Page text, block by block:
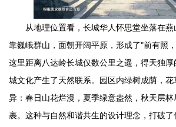
从地理位置看，长城华人怀思堂坐落在燕
靠巍峨群山，面朝开阔平原，形成了"前有照
这里距离八达岭长城仅数公里之遥，得天独
城文化产生了天然联系。园区内绿树成荫，
异：春日山花烂漫，夏季绿意盎然，秋天层
裹。这种与自然和谐共生的设计理念，打破